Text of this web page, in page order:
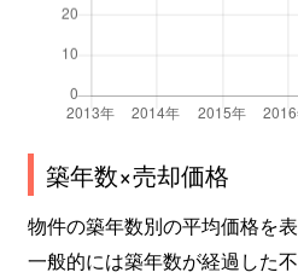
築年数×売却価格
物件の築年数別の平均価格を表
一般的には築年数が経過した